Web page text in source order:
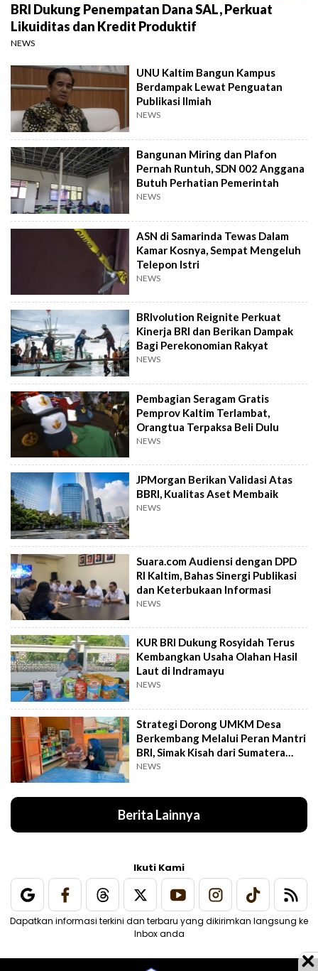
BRI Dukung Penempatan Dana SAL, Perkuat
Likuiditas dan Kredit Produktif
NEWS
UNU Kaltim Bangun Kampus
Berdampak Lewat Penguatan
Publikasi Ilmiah
NEWS
Bangunan Miring dan Plafon
Pernah Runtuh, SDN 002 Anggana
Butuh Perhatian Pemerintah
NEWS
ASN di Samarinda Tewas Dalam
Kamar Kosnya, Sempat Mengeluh
Telepon Istri
NEWS
BRIvolution Reignite Perkuat
Kinerja BRI dan Berikan Dampak
Bagi Perekonomian Rakyat
NEWS
Pembagian Seragam Gratis
Pemprov Kaltim Terlambat,
Orangtua Terpaksa Beli Dulu
NEWS
JPMorgan Berikan Validasi Atas
BBRI, Kualitas Aset Membaik
NEWS
Suara.com Audiensi dengan DPD
RI Kaltim, Bahas Sinergi Publikasi
dan Keterbukaan Informasi
NEWS
KUR BRI Dukung Rosyidah Terus
Kembangkan Usaha Olahan Hasil
Laut di Indramayu
NEWS
Strategi Dorong UMKM Desa
Berkembang Melalui Peran Mantri
BRI, Simak Kisah dari Sumatera
Utara Ini
NEWS
Berita Lainnya
Ikuti Kami
Dapatkan informasi terkini dan terbaru yang dikirimkan langsung ke
Inbox anda